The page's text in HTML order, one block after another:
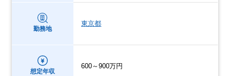
勤務地
東京都
想定年収
600～900万円